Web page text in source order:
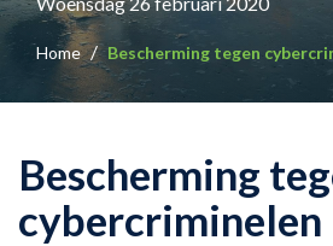
Home Bescherming tegen
Bescherming
cybercriminelen